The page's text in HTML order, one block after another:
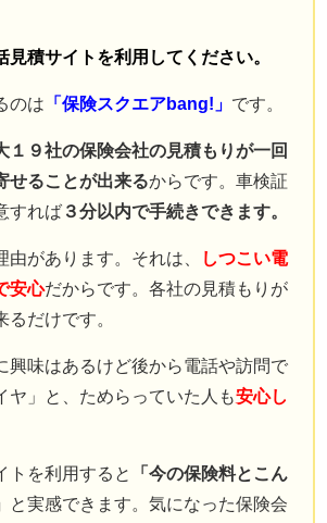
以上の
う。
なども行う。
から様々な経験を重ねることで理解した
てほしいと願い、このサイトを立ち上げ
ー（個人情報保護方針）
ム
見積サイトを利用してください。
のは 「保険スクエアbang!」 です。
１９社の保険会社の見積もりが一回
せることが出来るからです。車検証
すれば ３分以内で手続きできます。
由があります。それは、
しつこい電
安心だからです。各社の見積もりが
るだけです。
興味はあるけど後から電話や訪問で
ヤ」と、ためらっていた人も安心し
トを利用すると
「今の保険料とこん
と実感できます。気になった保険会